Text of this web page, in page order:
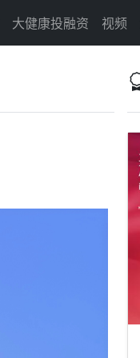
大健康投融资 视频